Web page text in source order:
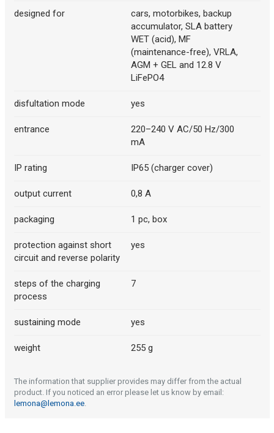
designed for
cars, motorbikes, backup
accumulator, SLA battery
WET (acid), MF
(maintenance-free), VRLA,
AGM + GEL and 12.8 V
LiFePO4
disfultation mode yes
entrance
220–240 V AC/50 Hz/300
mA
IP rating IP65 (charger cover)
output current 0,8 A
packaging 1 pc, box
protection against short
circuit and reverse polarity
yes
steps of the charging
process
7
sustaining mode yes
weight 255 g
The information that supplier provides may differ from the actual
product. If you noticed an error please let us know by email:
lemona@lemona.ee.